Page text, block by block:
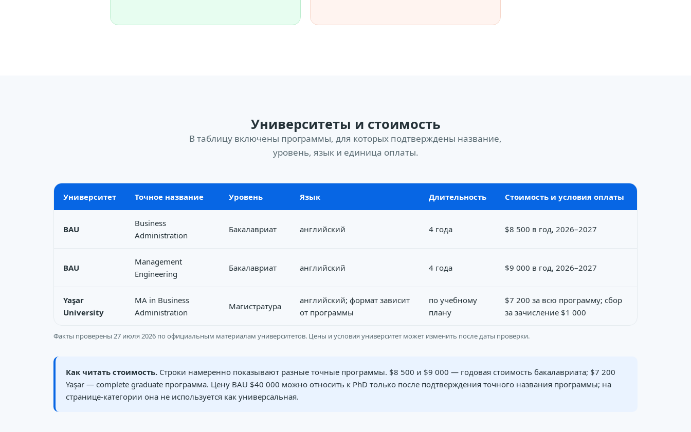
Университеты и стоимость
В таблицу включены программы, для которых подтверждены название,
уровень, язык и единица оплаты.
Университет Точное название Уровень Язык Длительность Стоимость и условия оплаты
BAU
Business
Administration
Бакалавриат английский 4 года $8 500 в год, 2026–2027
BAU
Management
Engineering
Бакалавриат английский 4 года $9 000 в год, 2026–2027
Yaşar
University
MA in Business
Administration
Магистратура
английский; формат зависит
от программы
по учебному
плану
$7 200 за всю программу; сбор
за зачисление $1 000
Факты проверены 27 июля 2026 по официальным материалам университетов. Цены и условия университет может изменить после даты проверки.
Как читать стоимость. Строки намеренно показывают разные точные программы. $8 500 и $9 000 — годовая стоимость бакалавриата; $7 200
Yaşar — complete graduate программа. Цену BAU $40 000 можно относить к PhD только после подтверждения точного названия программы; на
странице-категории она не используется как универсальная.